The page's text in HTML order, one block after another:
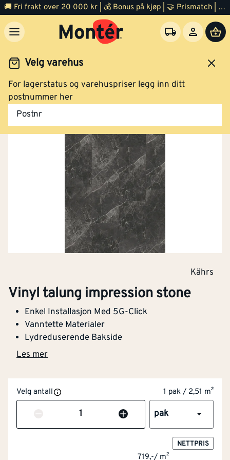
🚚 Fri frakt over 20 000 kr | 💰 Bonus på kjøp | 🤝 Prismatch | ⭐ 100% fornøyd garanti | 🏪 140 byggevarehus
Velg varehus
For lagerstatus og varehuspriser legg inn ditt
postnummer her
Postnr
Gulv Vinylgulv
Kährs
Vinyl talung impression stone
Enkel Installasjon Med 5G-Click
Vanntette Materialer
Lydreduserende Bakside
Les mer
Velg antall 1 pak / 2,51 m²
Antall pak
NETTPRIS
719,-/ m²